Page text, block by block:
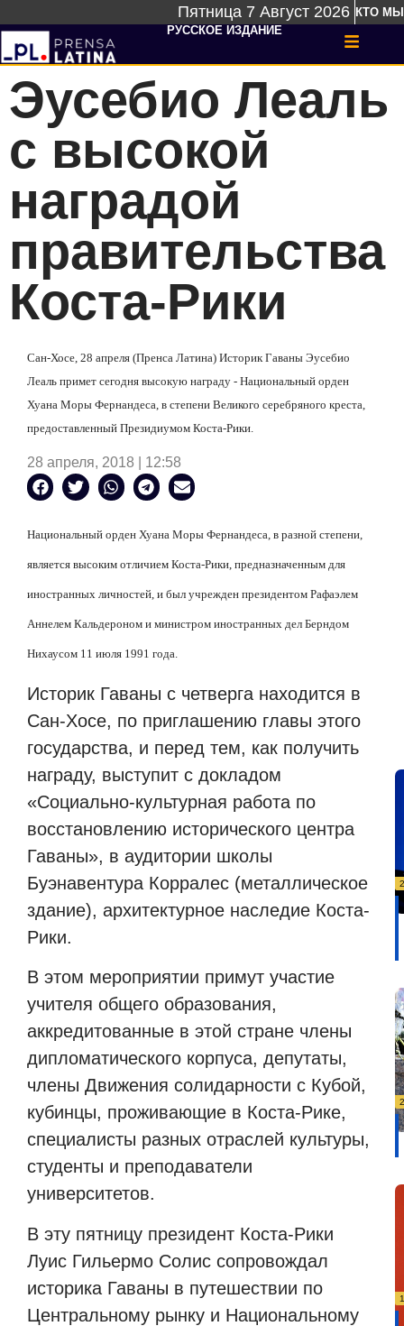
Пятница 7 Август 2026 КТО МЫ
РУССКОЕ ИЗДАНИЕ
Эусебио Леаль
с высокой
наградой
правительства
Коста-Рики
Сан-Хосе, 28 апреля (Пренса Латина) Историк Гаваны Эусебио
Леаль примет сегодня высокую награду - Национальный орден
Хуана Моры Фернандеса, в степени Великого серебряного креста,
предоставленный Президиумом Коста-Рики.
28 апреля, 2018 | 12:58
Национальный орден Хуана Моры Фернандеса, в разной степени,
является высоким отличием Коста-Рики, предназначенным для
иностранных личностей, и был учрежден президентом Рафаэлем
Аннелем Кальдероном и министром иностранных дел Берндом
Нихаусом 11 июля 1991 года.
Историк Гаваны с четверга находится в
Сан-Хосе, по приглашению главы этого
государства, и перед тем, как получить
награду, выступит с докладом
«Социально-культурная работа по
восстановлению исторического центра
Гаваны», в аудитории школы
Буэнавентура Корралес (металлическое
здание), архитектурное наследие Коста-
Рики.
В этом мероприятии примут участие
учителя общего образования,
аккредитованные в этой стране члены
дипломатического корпуса, депутаты,
члены Движения солидарности с Кубой,
кубинцы, проживающие в Коста-Рике,
специалисты разных отраслей культуры,
студенты и преподаватели
университетов.
В эту пятницу президент Коста-Рики
Луис Гильермо Солис сопровождал
историка Гаваны в путешествии по
Центральному рынку и Национальному